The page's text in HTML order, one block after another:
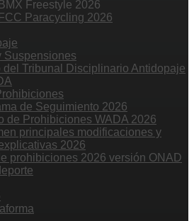
Freestyle 2026
Paracycling 2026
Suspensiones
del Tribunal Disciplinario Antidopaje
de Seguimiento 2026
de Prohibiciones WADA 2026
principales modificaciones y
2026
prohibiciones 2026 versión ONAD